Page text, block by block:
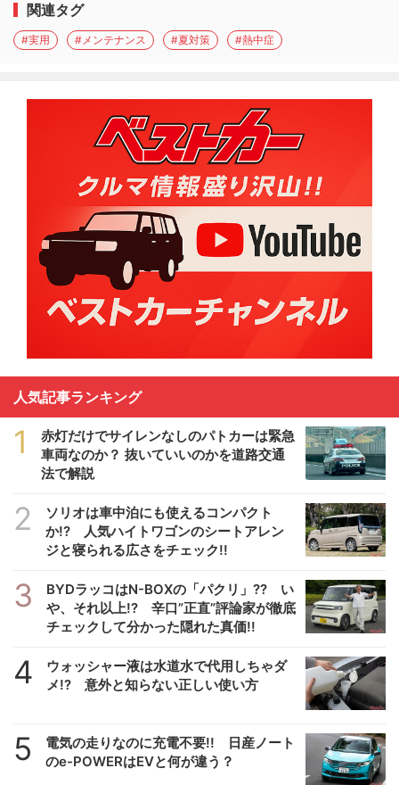
関連タグ
#実用 #メンテナンス #夏対策 #熱中症
人気記事ランキング
1
赤灯だけでサイレンなしのパトカーは緊急
車両なのか？ 抜いていいのかを道路交通
法で解説
2
ソリオは車中泊にも使えるコンパクト
か!? 人気ハイトワゴンのシートアレン
ジと寝られる広さをチェック!!
3
BYDラッコはN-BOXの「パクリ」?? い
や、それ以上!? 辛口”正直”評論家が徹底
チェックして分かった隠れた真価!!
4
ウォッシャー液は水道水で代用しちゃダ
メ!? 意外と知らない正しい使い方
5
電気の走りなのに充電不要!! 日産ノート
のe-POWERはEVと何が違う？